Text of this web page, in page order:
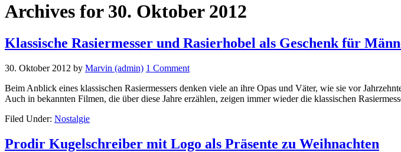
Archives for 30. Oktober 2012
Klassische Rasiermesser und Rasierhobel als Geschenk für
30. Oktober 2012 by Marvin (admin) 1 Comment
Beim Anblick eines klassischen Rasiermessers denken viele an ihre Opas und Väter, wie sie vor
Auch in bekannten Filmen, die über diese Jahre erzählen, zeigen immer wieder die klassischen
Filed Under: Nostalgie
Prodir Kugelschreiber mit Logo als Präsente zu Weihnachten